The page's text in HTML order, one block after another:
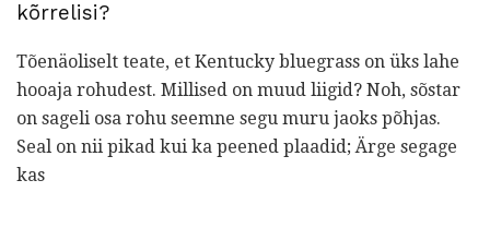
kõrrelisi?
Tõenäoliselt teate, et Kentucky bluegrass on üks lahe
hooaja rohudest. Millised on muud liigid? Noh, sõstar
on sageli osa rohu seemne segu muru jaoks põhjas.
Seal on nii pikad kui ka peened plaadid; Ärge segage
kas